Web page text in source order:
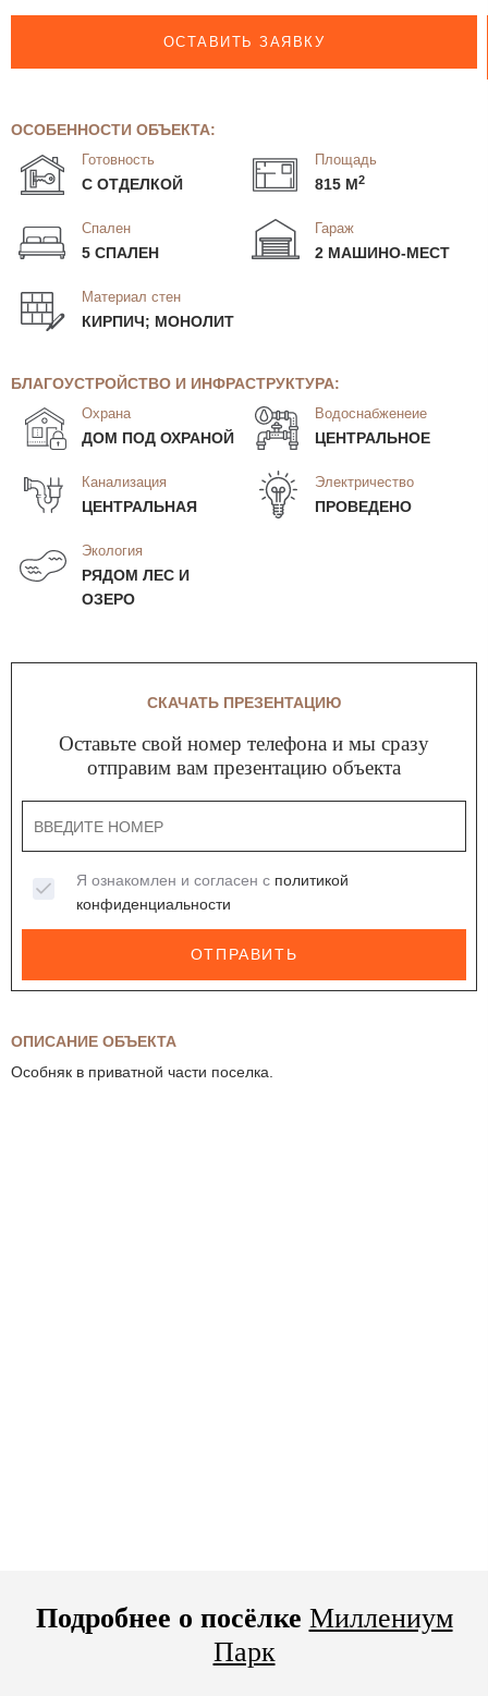
ОСТАВИТЬ ЗАЯВКУ
ОСОБЕННОСТИ ОБЪЕКТА:
Готовность
С ОТДЕЛКОЙ
Площадь
815 М2
Спален
5 СПАЛЕН
Гараж
2 МАШИНО-МЕСТ
Материал стен
КИРПИЧ; МОНОЛИТ
БЛАГОУСТРОЙСТВО И ИНФРАСТРУКТУРА:
Охрана
ДОМ ПОД ОХРАНОЙ
Водоснабженеие
ЦЕНТРАЛЬНОЕ
Канализация
ЦЕНТРАЛЬНАЯ
Электричество
ПРОВЕДЕНО
Экология
РЯДОМ ЛЕС И
ОЗЕРО
ОПИСАНИЕ ОБЪЕКТА
Особняк в приватной части поселка.
СКАЧАТЬ ПРЕЗЕНТАЦИЮ
Оставьте свой номер телефона и мы сразу
отправим вам презентацию объекта
Я ознакомлен и согласен с политикой
конфиденциальности
ОТПРАВИТЬ
Подробнее о посёлке Миллениум
Парк